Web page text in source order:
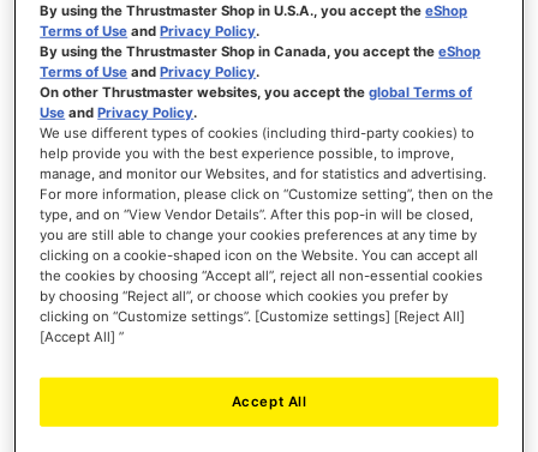
SOL-R 2 HOSAS SPACE SIM DUO
By using the Thrustmaster Shop in U.S.A., you accept theeShop
Terms of Use andPrivacy Policy.
By using the Thrustmaster Shop in Canada, you accept theeShop
Terms of Use andPrivacy Policy.
On other Thrustmaster websites, you accept theglobal Terms of
Use andPrivacy Policy.
We use different types of cookies (including third-party cookies) to
help provide you with the best experience possible, to improve,
manage, and monitor our Websites, and for statistics and advertising.
For more information, please click on “Customize setting”, then on the
type, and on “View Vendor Details”. After this pop-in will be closed,
you are still able to change your cookies preferences at any time by
clicking on a cookie-shaped icon on the Website. You can accept all
the cookies by choosing “Accept all”, reject all non-essential cookies
by choosing “Reject all”, or choose which cookies you prefer by
clicking on “Customize settings”. [Customize settings] [Reject All]
[Accept All] ”
Accept All